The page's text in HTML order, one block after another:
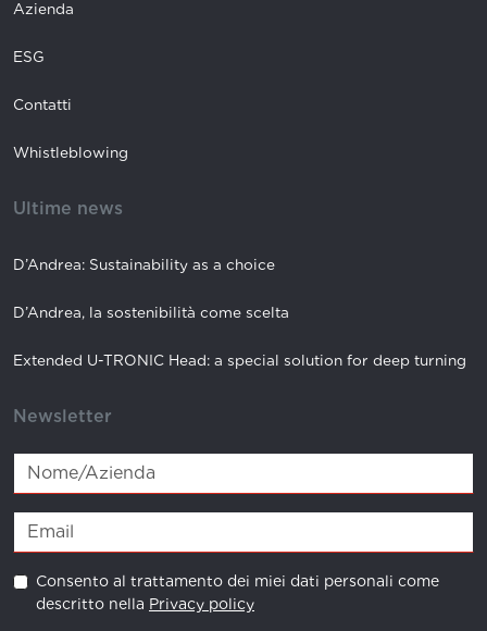
Azienda
ESG
Contatti
Whistleblowing
Ultime news
D’Andrea: Sustainability as a choice
D’Andrea, la sostenibilità come scelta
Extended U-TRONIC Head: a special solution for deep turning
Newsletter
Consento al trattamento dei miei dati personali come
descritto nella Privacy policy